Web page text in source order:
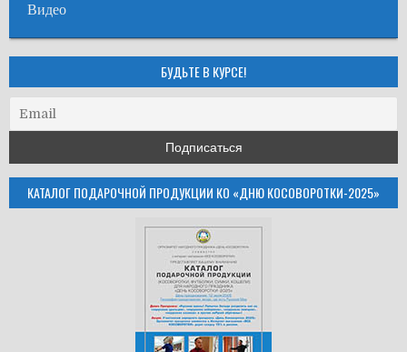
Видео
БУДЬТЕ В КУРСЕ!
КАТАЛОГ ПОДАРОЧНОЙ ПРОДУКЦИИ КО «ДНЮ КОСОВОРОТКИ-2025»